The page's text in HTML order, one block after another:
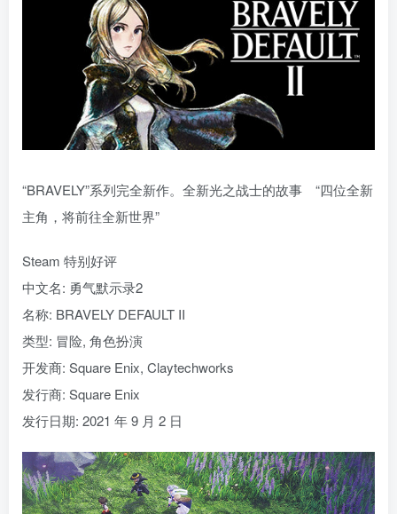
“BRAVELY”系列完全新作。全新光之战士的故事 “四位全新
主角，将前往全新世界”
Steam 特别好评
中文名: 勇气默示录2
名称: BRAVELY DEFAULT II
类型: 冒险, 角色扮演
开发商: Square Enix, Claytechworks
发行商: Square Enix
发行日期: 2021 年 9 月 2 日